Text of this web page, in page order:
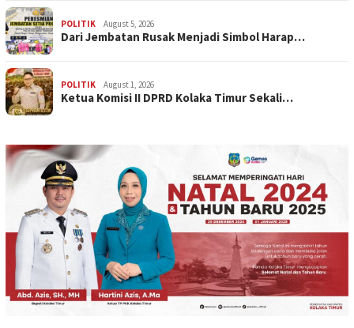
POLITIK August 5, 2026
Dari Jembatan Rusak Menjadi Simbol Harap…
POLITIK August 1, 2026
Ketua Komisi II DPRD Kolaka Timur Sekali…